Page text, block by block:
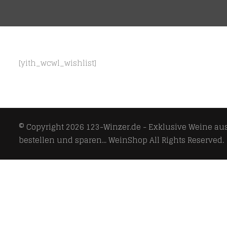
[yith_wcwl_wishlist]
© Copyright 2026 123-Winzer.de - Exklusive Weine
bestellen und sparen... WeinShopAll Rights Reserved.